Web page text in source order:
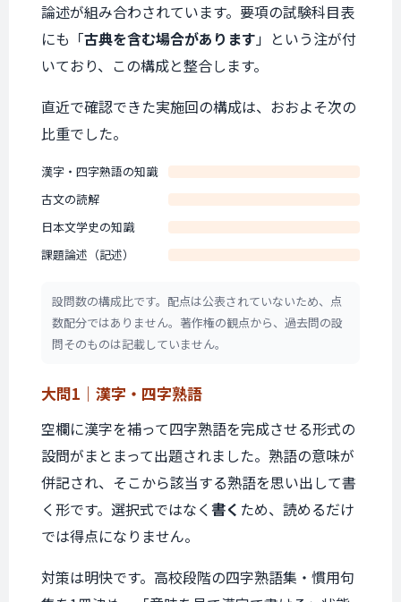
論述が組み合わされています。要項の試験科目表
にも「古典を含む場合があります」という注が付
いており、この構成と整合します。
直近で確認できた実施回の構成は、おおよそ次の
比重でした。
漢字・四字熟語の知識
古文の読解
日本文学史の知識
課題論述（記述）
設問数の構成比です。配点は公表されていないため、点
数配分ではありません。著作権の観点から、過去問の設
問そのものは記載していません。
大問1｜ 漢字・四字熟語
空欄に漢字を補って四字熟語を完成させる形式の
設問がまとまって出題されました。熟語の意味が
併記され、そこから該当する熟語を思い出して書
く形です。選択式ではなく書く ため、読めるだけ
では得点になりません。
対策は明快です。高校段階の四字熟語集・慣用句